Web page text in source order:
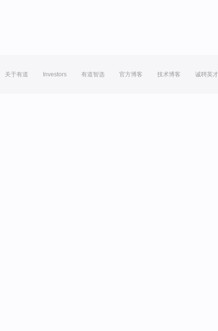
关于有道 Investors 有道智选 官方博客 技术博客 诚聘英才